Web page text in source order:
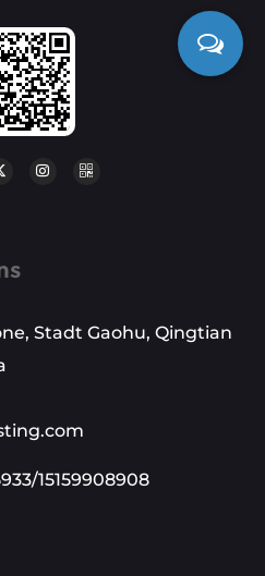
Stadt Gaohu, Qingtian
15159908908